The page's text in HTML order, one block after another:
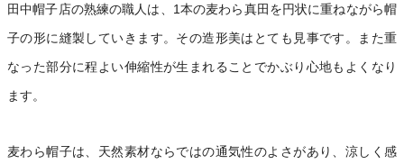
田中帽子店の熟練の職人は、1本の麦わら真田を円状に重ねながら帽
子の形に縫製していきます。その造形美はとても見事です。また重
なった部分に程よい伸縮性が生まれることでかぶり心地もよくなり
ます。
麦わら帽子は、天然素材ならではの通気性のよさがあり、涼しく感